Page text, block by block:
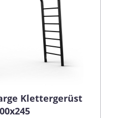
Klettergerüst